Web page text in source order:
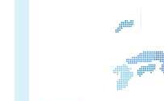
【神奈川県】コピー機
ました。ありがとうござ
2026年8月7日 11:48
【福岡県】コピー機